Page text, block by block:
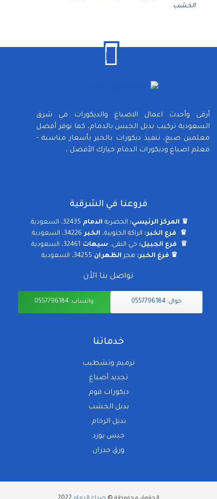
الخشب
أرقى وأحدث اعمال الاصباغ والديكورات في شرق
السعودية تركيب بديل الجبس بالدمام، كما نوفر أفضل
معلمين صبغ، تنفيذ ديكورات بالخبر بأسعار مناسبة -
معلم اصباغ وديكورات الدمام خيارك الأفضل ،
فروعنا في الشرقية
♛ المركز الرئيسي: الخضرية الدمام
♛
فرع الخبر: الراكة الجنوبية، الخبر
♛
فرع الجبيل: حي النقى، سيهات
♛ فرغ الخبر: هجر الظهران
تواصل بنا الأن
جوال: 0557796184 واتساب: 0557796184
خدماتنا
ترميم وتشطيب
تجديد أصباغ
ديكورات فوم
بديل الخشب
بديل الرخام
جبس بورد
ورق جدران